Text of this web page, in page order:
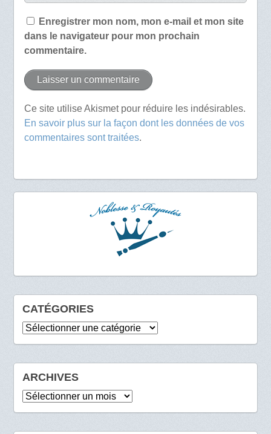
Enregistrer mon nom, mon e-mail et mon site
dans le navigateur pour mon prochain
commentaire.
Ce site utilise Akismet pour réduire les indésirables.
En savoir plus sur la façon dont les données de vos
commentaires sont traitées.
CATÉGORIES
Catégories
ARCHIVES
Archives